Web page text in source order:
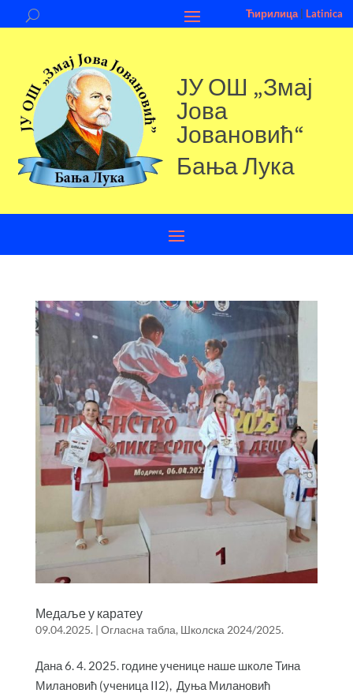
Ћирилица| Latinica
ЈУ ОШ „Змај
Јова
Јовановић“
Бања Лука
Медаље у каратеу
09.04.2025. | Огласна табла, Школска 2024/2025.
Дана 6. 4. 2025. године ученице наше школе Тина
Милановић (ученица II2), Дуња Милановић